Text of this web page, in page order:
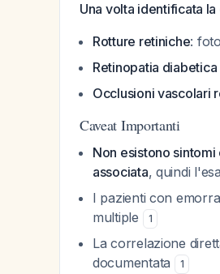
Una volta identificata
Rotture retiniche:
Retinopatia
Occlusioni vascolari
Caveat Importanti
Non esistono
associata, quindi
I pazienti con
multiple
1
La correlazione
documentata
1